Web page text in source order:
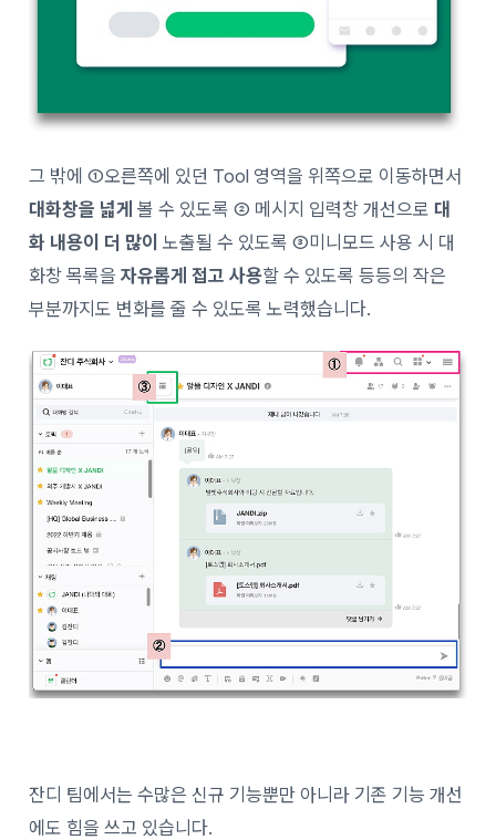
그 밖에 ①오른쪽에 있던 Tool 영역을 위쪽으로 이동하면서
대화창을 넓게 볼 수 있도록 ② 메시지 입력창 개선으로대
화 내용이 더 많이 노출될 수 있도록 ③미니모드 사용 시 대
화창 목록을자유롭게 접고 사용할 수 있도록 등등의 작은
부분까지도 변화를 줄 수 있도록 노력했습니다.
잔디 팀에서는 수많은 신규 기능뿐만 아니라 기존 기능 개선
에도 힘을 쓰고 있습니다.